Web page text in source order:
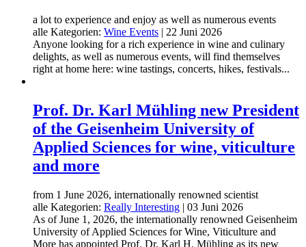
a lot to experience and enjoy as well as numerous events
alle Kategorien: Wine Events | 22 Juni 2026
Anyone looking for a rich experience in wine and culinary
delights, as well as numerous events, will find themselves
right at home here: wine tastings, concerts, hikes, festivals...
Prof. Dr. Karl Mühling new President
of the Geisenheim University of
Applied Sciences for wine, viticulture
and more
from 1 June 2026, internationally renowned scientist
alle Kategorien: Really Interesting | 03 Juni 2026
As of June 1, 2026, the internationally renowned Geisenheim
University of Applied Sciences for Wine, Viticulture and
More has appointed Prof. Dr. Karl H. Mühling as its new